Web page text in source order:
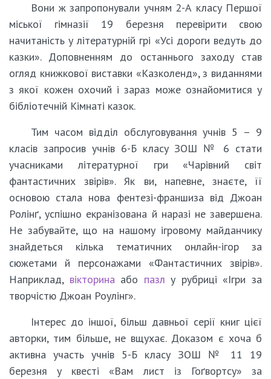
Вони ж запропонували учням 2-А класу Першої
міської гімназії 19 березня перевірити свою
начитаність у літературній грі «Усі дороги ведуть до
казки». Доповненням до останнього заходу став
огляд книжкової виставки «Казколенд», з виданнями
з якої кожен охочий і зараз може ознайомитися у
бібліотечній Кімнаті казок.
Тим часом відділ обслуговування учнів 5 – 9
класів запросив учнів 6-Б класу ЗОШ № 6 стати
учасниками літературної гри «Чарівний світ
фантастичних звірів». Як ви, напевне, знаєте, її
основою стала нова фентезі-франшиза від Джоан
Ролінґ, успішно екранізована й наразі не завершена.
Не забувайте, що на нашому ігровому майданчику
знайдеться кілька тематичних онлайн-ігор за
сюжетами й персонажами «Фантастичних звірів».
Наприклад, вікторина або пазл у рубриці «Ігри за
творчістю Джоан Роулінг».
Інтерес до іншої, більш давньої серії книг цієї
авторки, тим більше, не вщухає. Доказом є хоча б
активна участь учнів 5-Б класу ЗОШ № 11 19
березня у квесті «Вам лист із Гоґвортсу» за